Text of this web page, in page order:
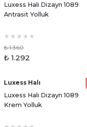
Luxess Halı Dizayn 1089
Antrasit Yolluk
₺ 1.360
₺ 1.292
Luxess Halı
Luxess Halı Dizayn 1089
Krem Yolluk